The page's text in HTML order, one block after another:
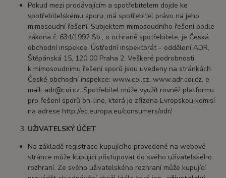
Pokud mezi prodávajícím a spotřebitelem dojde ke
spotřebitelskému sporu, má spotřebitel právo na jeho
mimosoudní řešení. Subjektem mimosoudního řešení podle
zákona č. 634/1992 Sb., o ochraně spotřebitele, je Česká
obchodní inspekce, Ústřední inspektorát – oddělení ADR,
Štěpánská 15, 120 00 Praha 2. Veškeré podrobnosti
k mimosoudnímu řešení sporů jsou uvedeny na stránkách
České obchodní inspekce: www.coi.cz, www.adr.coi.cz, e-
mail: adr@coi.cz. Spotřebitel může využít rovněž platformu
pro řešení sporů on-line, která je zřízena Evropskou komisí
na adrese http://ec.europa.eu/consumers/odr/.
UŽIVATELSKÝ ÚČET
Na základě registrace kupujícího provedené na webové
stránce může kupující přistupovat do svého uživatelského
rozhraní. Ze svého uživatelského rozhraní může kupující